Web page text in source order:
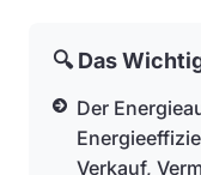
🔍 Das
Der
Verkauf,